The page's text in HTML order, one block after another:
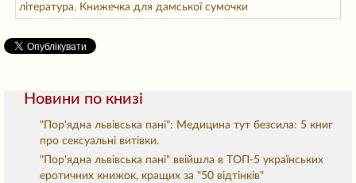
література, Книжечка для дамської сумочки
Новини по книзі
"Пор'ядна львівська пані": Медицина тут безсила: 5 книг
про сексуальні витівки.
"Пор'ядна львівська пані" ввійшла в ТОП-5 українських
еротичних книжок, кращих за "50 відтінків"